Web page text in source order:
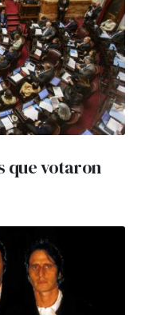
que votaron